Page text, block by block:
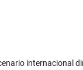
internacional